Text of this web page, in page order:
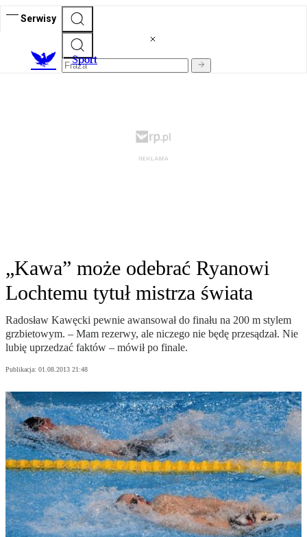
Serwisy
Sport
„Kawa” może odebrać Ryanowi
Lochtemu tytuł mistrza świata
Radosław Kawęcki pewnie awansował do finału na 200 m stylem
grzbietowym. – Mam rezerwy, ale niczego nie będę przesądzał. Nie
lubię uprzedzać faktów – mówił po finale.
Publikacja: 01.08.2013 21:48